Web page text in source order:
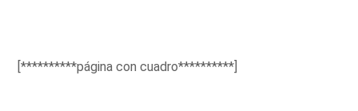
[**********página con cuadro**********]